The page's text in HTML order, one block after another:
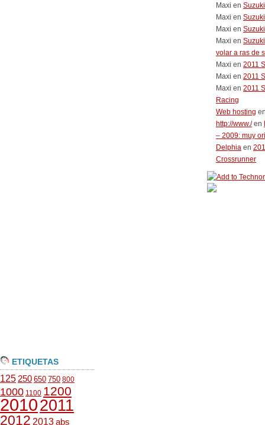
ETIQUETAS
125 250 650 750 800
1000 1100 1200
20102011
2012 2013abs
Maxi en
Maxi en
Maxi en
Maxi en
volar a ras de
Maxi en 2011
Maxi en 2011
Maxi en 2011
Racing
Web hosting
http://www./en
– 2009: muy
Delphia en
Crossrunner